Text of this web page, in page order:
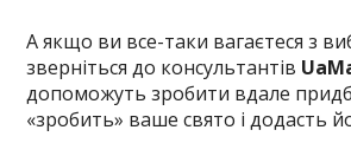
А якщо ви все-таки вагаєтеся з
зверніться до консультантів
допоможуть зробити вдале
«зробить» ваше свято і додасть